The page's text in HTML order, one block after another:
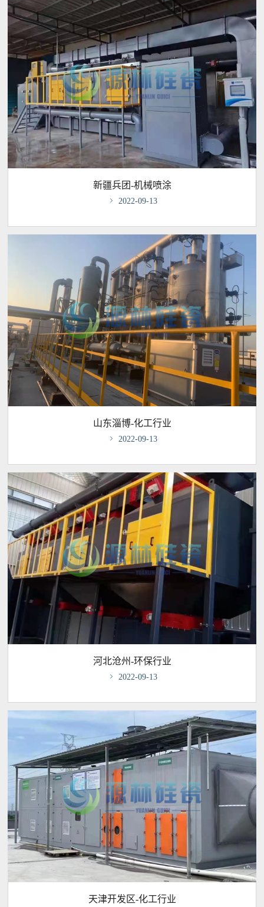
新疆兵团-机械喷涂
 2022-09-13
山东淄博-化工行业
 2022-09-13
河北沧州-环保行业
 2022-09-13
天津开发区-化工行业